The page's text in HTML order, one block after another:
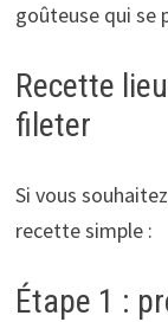
goûteuse qui se
Recette
fileter
Si vous
recette simple :
Étape 1 :